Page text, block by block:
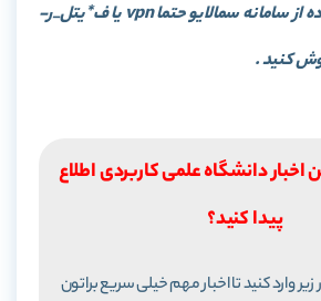
تذکر : در حین استفاده از سامانه سمالایو حتما vpn یا ف*یتل_ر-
کنید .
اخبار دانشگاه علمی کاربردی اطلاع
پیدا کنید؟
وارد کنید تا اخبار مهم خیلی سریع براتون